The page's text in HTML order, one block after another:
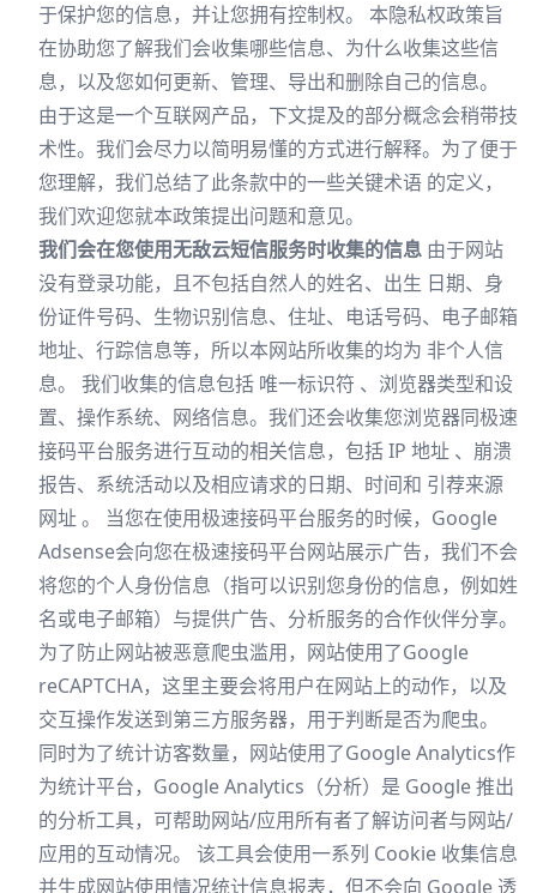
于保护您的信息，并让您拥有控制权。 本隐私权政策旨
在协助您了解我们会收集哪些信息、为什么收集这些信
息，以及您如何更新、管理、导出和删除自己的信息。
由于这是一个互联网产品，下文提及的部分概念会稍带技
术性。我们会尽力以简明易懂的方式进行解释。为了便于
您理解，我们总结了此条款中的一些关键术语 的定义，
我们欢迎您就本政策提出问题和意见。
我们会在您使用无敌云短信服务时收集的信息 由于网站
没有登录功能，且不包括自然人的姓名、出生 日期、身
份证件号码、生物识别信息、住址、电话号码、电子邮箱
地址、行踪信息等，所以本网站所收集的均为 非个人信
息。 我们收集的信息包括 唯一标识符 、浏览器类型和设
置、操作系统、网络信息。我们还会收集您浏览器同极速
接码平台服务进行互动的相关信息，包括 IP 地址 、崩溃
报告、系统活动以及相应请求的日期、时间和 引荐来源
网址 。 当您在使用极速接码平台服务的时候，Google
Adsense会向您在极速接码平台网站展示广告，我们不会
将您的个人身份信息（指可以识别您身份的信息，例如姓
名或电子邮箱）与提供广告、分析服务的合作伙伴分享。
为了防止网站被恶意爬虫滥用，网站使用了Google
reCAPTCHA，这里主要会将用户在网站上的动作，以及
交互操作发送到第三方服务器，用于判断是否为爬虫。
同时为了统计访客数量，网站使用了Google Analytics作
为统计平台，Google Analytics（分析）是 Google 推出
的分析工具，可帮助网站/应用所有者了解访问者与网站/
应用的互动情况。 该工具会使用一系列 Cookie 收集信息
并生成网站使用情况统计信息报表，但不会向 Google 透